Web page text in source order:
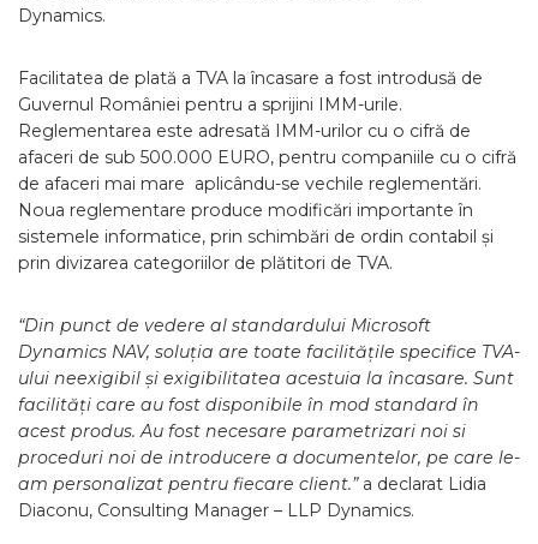
Dynamics.
Facilitatea de plată a TVA la încasare a fost introdusă de
Guvernul României pentru a sprijini IMM-urile.
Reglementarea este adresată IMM-urilor cu o cifră de
afaceri de sub 500.000 EURO, pentru companiile cu o cifră
de afaceri mai mare aplicându-se vechile reglementări.
Noua reglementare produce modificări importante în
sistemele informatice, prin schimbări de ordin contabil și
prin divizarea categoriilor de plătitori de TVA.
“Din punct de vedere al standardului Microsoft
Dynamics NAV, soluția are toate facilitățile specifice TVA-
ului neexigibil și exigibilitatea acestuia la încasare. Sunt
facilități care au fost disponibile în mod standard în
acest produs. Au fost necesare parametrizari noi si
proceduri noi de introducere a documentelor, pe care le-
am personalizat pentru fiecare client.” a declarat Lidia
Diaconu, Consulting Manager – LLP Dynamics.